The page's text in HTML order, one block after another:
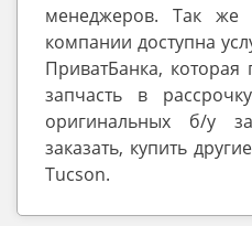
менеджеров. Так же
компании доступна
ПриватБанка, которая
запчасть в
оригинальных б/у
заказать, купить
Tucson.